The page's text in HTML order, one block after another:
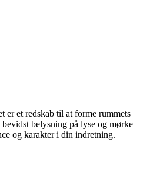
er et redskab til at forme rummets
belysning på lyse og mørke
og karakter i din indretning.